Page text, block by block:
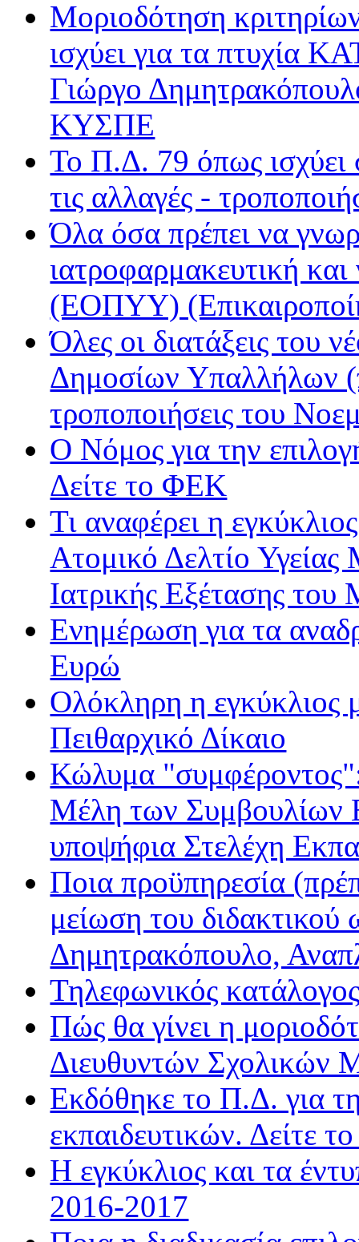
Δίφωνο
Δρόμος FM
Ε.ΡΑ. Δεύτερο
Ε.ΡΑ. Σπορ
Ε.ΡΑ. Τρίτο
Εν Λευκώ
Μινόρε FM
ΝΕΤ
Ράδιο Άστυ
Ρυθμός
Μοριοδότηση
ισχύει για τα πτυχία
Γιώργο
ΚΥΣΠΕ
Το Π.Δ. 79 όπως ισχύει
τις αλλαγές -
Όλα όσα πρέπει να
ιατροφαρμακευτική
(ΕΟΠΥΥ)
Όλες οι διατάξεις του
Δημοσίων Υπαλλήλων
τροποποιήσεις του
Ο Νόμος για την
Δείτε το ΦΕΚ
Τι αναφέρει η
Ατομικό Δελτίο
Ιατρικής Εξέτασης
Ενημέρωση για τα
Ευρώ
Ολόκληρη η εγκύκλιος
Πειθαρχικό Δίκαιο
Κώλυμα "συμφέροντος":
Μέλη των Συμβουλίων
υποψήφια Στελέχη
Ποια προϋπηρεσία
μείωση του
Δημητρακόπουλο,
Τηλεφωνικός
Πώς θα γίνει η
Διευθυντών Σχολικών
Εκδόθηκε το Π.Δ. για
εκπαιδευτικών. Δείτε
Η εγκύκλιος και τα
2016-2017